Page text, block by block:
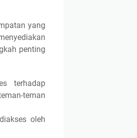
yang
penting
terhadap
teman
oleh